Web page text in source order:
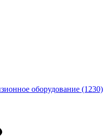
оборудование (1230)